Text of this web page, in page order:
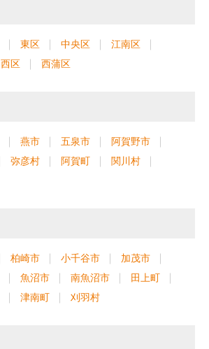
東区 中央区
江南区
西区 西蒲区
燕市 五泉市
阿賀野市
弥彦村 阿賀町
関川村
柏崎市 小千谷市
加茂市
魚沼市 南魚沼市
田上町
津南町 刈羽村